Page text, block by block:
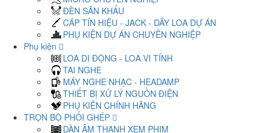
ĐÈN SÂN KHẤU
CÁP TÍN HIỆU - JACK - DÂY LOA DỰ ÁN
PHỤ KIỆN DỰ ÁN CHUYÊN NGHIỆP
Phụ kiện
LOA DI ĐỘNG - LOA VI TÍNH
TAI NGHE
MÁY NGHE NHẠC - HEADAMP
THIẾT BỊ XỬ LÝ NGUỒN ĐIỆN
PHỤ KIỆN CHÍNH HÃNG
TRỌN BỘ PHỐI GHÉP
DÀN ÂM THANH XEM PHIM